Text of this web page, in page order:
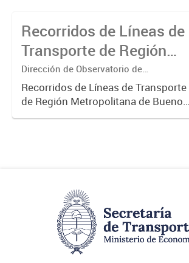
Recorridos de Líneas de
Transporte de Región
Metropolitana de
Buenos Aires (RMBA)
Dirección de Observatorio de
Transporte, Estudio y Sistemas
Recorridos de Líneas de Transporte
de Región Metropolitana de Buenos
Aires (RMBA).-